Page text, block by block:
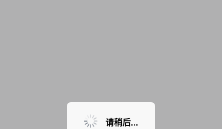
暂无课程，敬请期待
请稍后...